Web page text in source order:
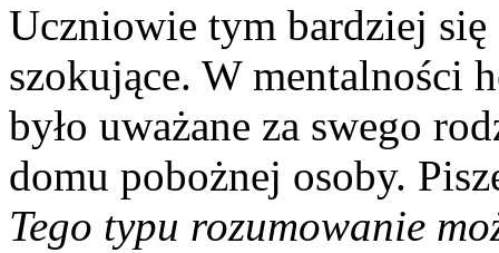
Uczniowie tym bardziej
szokujące. W mentalności
było uważane za swego
domu pobożnej osoby.
Tego typu rozumowanie